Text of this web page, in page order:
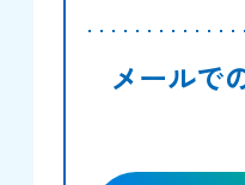
メールで